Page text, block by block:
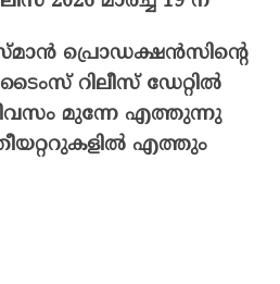
പ്രൊഡക്ഷൻസിന്റെ
റിലീസ് ഡേറ്റിൽ
മുന്നേ എത്തുന്നു
എത്തും